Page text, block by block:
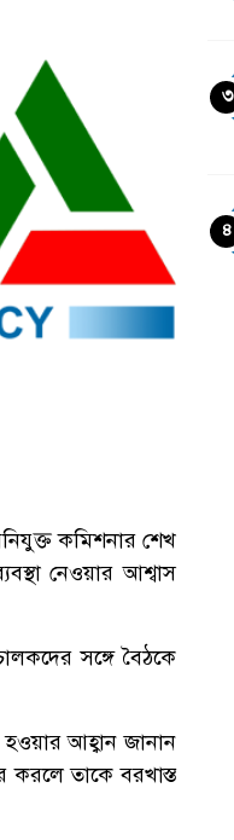
কমিশনার শেখ
নেওয়ার আশ্বাস
সঙ্গে বৈঠকে
আহ্বান জানান
করলে তাকে বরখাস্ত
৩
৪